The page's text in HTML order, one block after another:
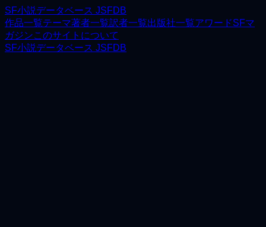
SF小説データベース JSFDB
作品一覧テーマ著者一覧訳者一覧出版社一覧アワードSFマ
ガジンこのサイトについて
SF小説データベース JSFDB